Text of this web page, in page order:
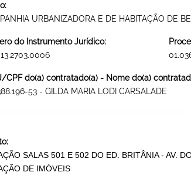
URBANIZADORA E DE HABITAÇÃO DE
do Instrumento Jurídico:
CPF do(a) contratado(a) - Nome do(a)
53 - GILDA MARIA LODI CARSALADE
SALAS 501 E 502 DO ED. BRITÂNIA - AV.
DE IMÓVEIS